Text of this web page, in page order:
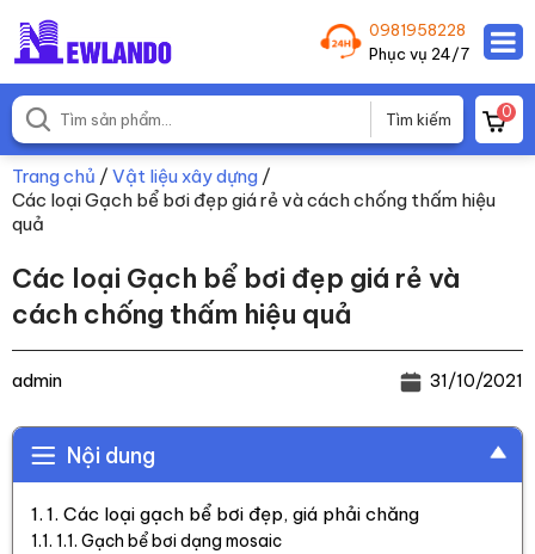
0981958228
Phục vụ 24/7
0
Trang chủ / Vật liệu xây dựng /
Các loại Gạch bể bơi đẹp giá rẻ và cách chống thấm hiệu
quả
Các loại Gạch bể bơi đẹp giá rẻ và
cách chống thấm hiệu quả
admin 31/10/2021
Nội dung
1. Các loại gạch bể bơi đẹp, giá phải chăng
1.1. Gạch bể bơi dạng mosaic